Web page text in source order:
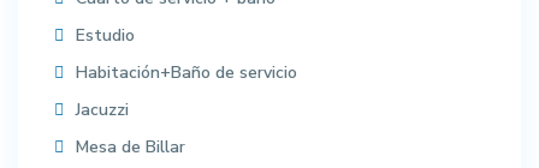
Estudio
Habitación+Baño de servicio
Jacuzzi
Mesa de Billar